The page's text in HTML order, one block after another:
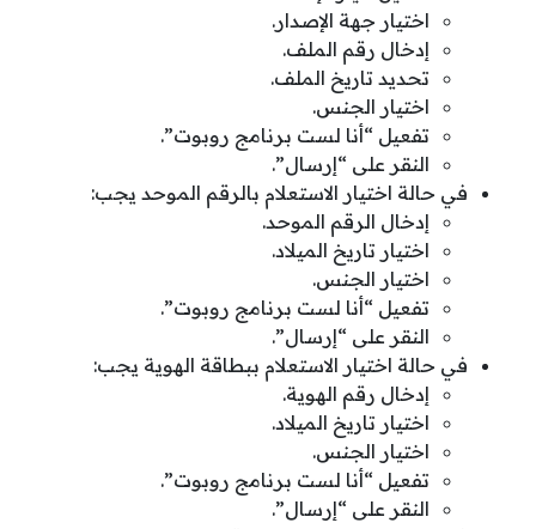
اختيار جهة الإصدار.
إدخال رقم الملف.
تحديد تاريخ الملف.
اختيار الجنس.
تفعيل “أنا لست برنامج روبوت”.
النقر على “إرسال”.
في حالة اختيار الاستعلام بالرقم الموحد يجب:
إدخال الرقم الموحد.
اختيار تاريخ الميلاد.
اختيار الجنس.
تفعيل “أنا لست برنامج روبوت”.
النقر على “إرسال”.
في حالة اختيار الاستعلام ببطاقة الهوية يجب:
إدخال رقم الهوية.
اختيار تاريخ الميلاد.
اختيار الجنس.
تفعيل “أنا لست برنامج روبوت”.
النقر على “إرسال”.